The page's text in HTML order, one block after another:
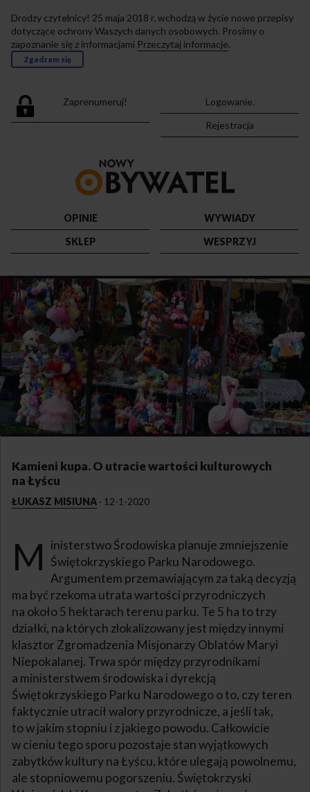
Drodzy czytelnicy! 25 maja 2018 r. wchodzą w życie nowe przepisy
dotyczące ochrony Waszych danych osobowych. Prosimy o
zapoznanie się z informacjami Przeczytaj informacje.
Zgadzam się
Zaprenumeruj!
Logowanie.
Rejestracja
strony
OPINIE
WYWIADY
SKLEP
WESPRZYJ
Kamieni kupa. O utracie wartości kulturowych
na Łyścu
ŁUKASZ MISIUNA · 12-1-2020
M
inisterstwo Środowiska planuje zmniejszenie
Świętokrzyskiego Parku Narodowego.
Argumentem przemawiającym za taką decyzją
ma być rzekoma utrata wartości przyrodniczych
na około 5 hektarach terenu parku. Te 5 ha to trzy
działki, na których zlokalizowany jest między innymi
klasztor Zgromadzenia Misjonarzy Oblatów Maryi
Niepokalanej. Trwa spór między przyrodnikami
a ministerstwem środowiska i dyrekcją
Świętokrzyskiego Parku Narodowego o to, czy teren
faktycznie utracił walory przyrodnicze, a jeśli tak,
to w jakim stopniu i z jakiego powodu. Całkowicie
w cieniu tego sporu pozostaje stan wyjątkowych
zabytków kultury na Łyścu, które ulegają powolnemu,
ale stopniowemu pogorszeniu. Świętokrzyski